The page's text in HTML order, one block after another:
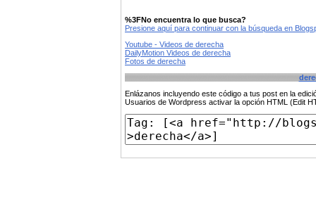
%3FNo encuentra lo que busca?
Presione aquí para continuar con la búsqueda en
Youtube - Videos de derecha
DailyMotion Videos de derecha
Fotos de derecha
Enlázanos incluyendo este código a tus post en la
Usuarios de Wordpress activar la opción HTML (Edit